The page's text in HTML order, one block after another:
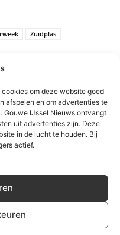
om deze website goed
afspelen en om advertenties te
Gouwe IJssel Nieuws ontvangt
uit advertenties zijn. Deze
in de lucht te houden. Bij
actief.
Zuidplas
vermist persoon